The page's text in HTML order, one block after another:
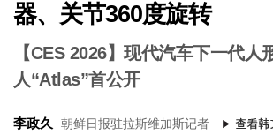
器、关节360度旋转
【CES 2026】现代汽车下一代人
人“Atlas”首公开
李政久 朝鲜日报驻拉斯维加斯记者